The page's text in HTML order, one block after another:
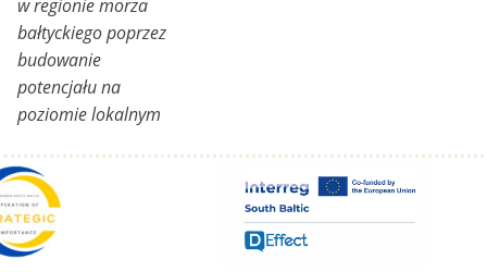
w regionie morza
bałtyckiego poprzez
budowanie
potencjału na
poziomie lokalnym